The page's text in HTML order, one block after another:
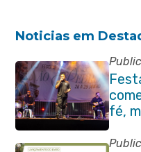
Noticias em
fé,